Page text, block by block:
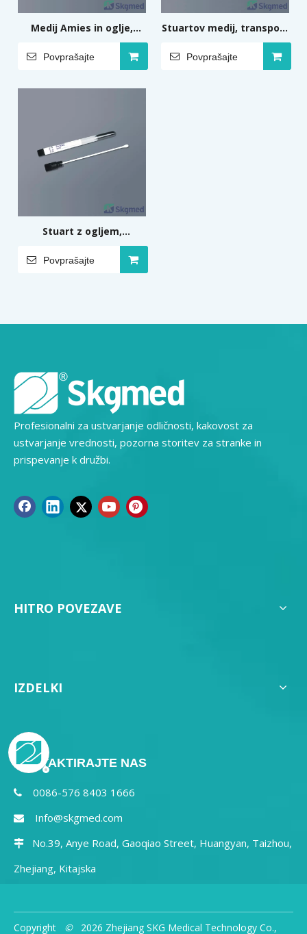
Medij Amies in oglje,
transport brisov z
medijem
Povprašajte
Stuartov medij, transport
brisov z medijem
Povprašajte
Stuart z ogljem,
transportne brise z
medijem
Povprašajte
Profesionalni za ustvarjanje odličnosti, kakovost za
ustvarjanje vrednosti, pozorna storitev za stranke in
prispevanje k družbi.
HITRO POVEZAVE
IZDELKI
KONTAKTIRAJTE NAS
 0086-576 8403 1666
 Info@skgmed.com

No.39, Anye Road, Gaoqiao Street, Huangyan, Taizhou,
Zhejiang, Kitajska
Copyright © 2026 Zhejiang SKG Medical Technology Co.,